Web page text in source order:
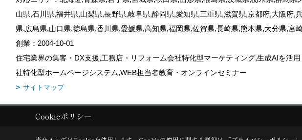
山県,石川県,福井県,山梨県,長野県,岐阜県,静岡県,愛知県,三重県,滋賀県,京都府,大阪府,
県,広島県,山口県,徳島県,香川県,愛媛県,高知県,福岡県,佐賀県,長崎県,熊本県,大分県,宮
創業：2004-10-01
住宅業界の集客・DX支援,工務店・リフォーム会社特化型マーケティング,生成AIを活
社特化型ホームページシステム,WEB担当者教育・オンラインセミナー
サイトマップ
Copyright (c) GODDESS CREATE. All Rights Reserved.
Cookieポリシー